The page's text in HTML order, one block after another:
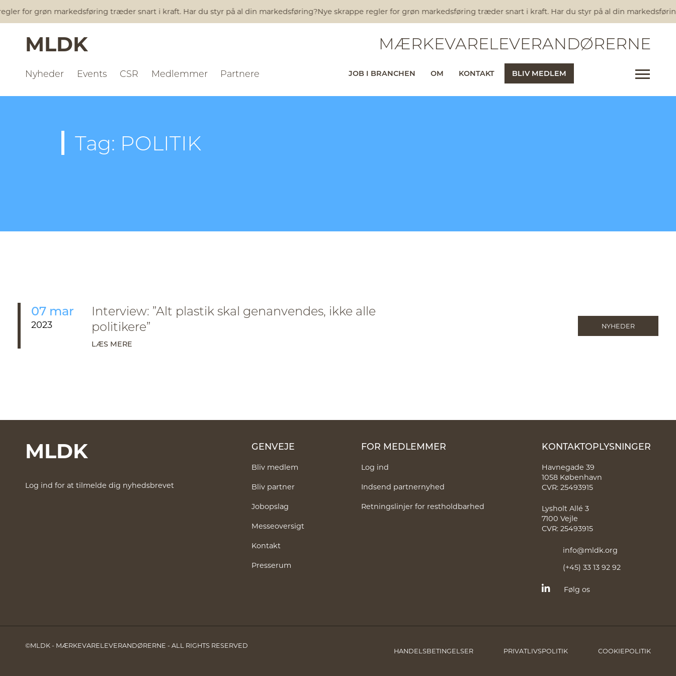
for grøn markedsføring træder snart i kraft. Har du styr på al din markedsføring?Nye skrappe regler for grøn markedsføring træder snart i kraft. Har du styr på al din
MLDK MÆRKEVARELEVERANDØRERNE
Nyheder Events CSR Medlemmer Partnere JOB I BRANCHEN OM KONTAKT BLIV MEDLEM
Tag: POLITIK
07 mar
2023
Interview: ”Alt plastik skal genanvendes, ikke alle
politikere”
LÆS MERE
NYHEDER
MLDK
Log ind for at tilmelde dig nyhedsbrevet
GENVEJE
Bliv medlem
Bliv partner
Jobopslag
Messeoversigt
Kontakt
Presserum
FOR MEDLEMMER
Log ind
Indsend partnernyhed
Retningslinjer for restholdbarhed
KONTAKTOPLYSNINGER
Havnegade 39
1058 København
CVR: 25493915
Lysholt Allé 3
7100 Vejle
CVR: 25493915
info@mldk.org
(+45) 33 13 92 92
Følg os
©MLDK - MÆRKEVARELEVERANDØRERNE - ALL RIGHTS RESERVED
HANDELSBETINGELSER PRIVATLIVSPOLITIK COOKIEPOLITIK